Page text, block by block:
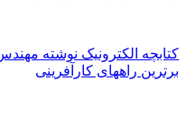
کتابچه الکترونیک نوشته
برترین راههای کارآفرینی